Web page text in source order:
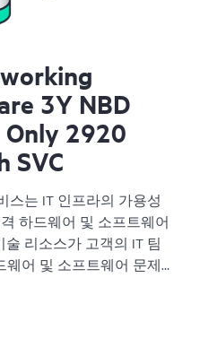
3Y NBD
2920
SVC
스는 IT 인프라의 가용성
하드웨어 및 소프트웨어
술 리소스가 고객의 IT 팀
웨어 및 소프트웨어 문제
합니다. 특히 쉽게 배송할